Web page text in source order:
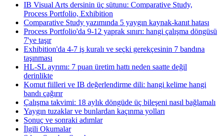
IB Visual Arts dersinin üç sütunu: Comparative Study,
Process Portfolio, Exhibition
Comparative Study yazımında 5 yaygın kaynak-kanıt hatası
Process Portfolio'da 9-12 yaprak sınırı: hangi çalışma döngüsü
7'ye taşır
Exhibition'da 4-7 iş kuralı ve seçki gerekçesinin 7 bandına
taşınması
HL-SL ayrımı: 7 puan üretim hattı neden saatte değil
derinlikte
Komut fiilleri ve IB değerlendirme dili: hangi kelime hangi
bandı çağırır
Çalışma takvimi: 18 aylık döngüde üç bileşeni nasıl bağlamalı
Yaygın tuzaklar ve bunlardan kaçınma yolları
Sonuç ve sonraki adımlar
İlgili Okumalar